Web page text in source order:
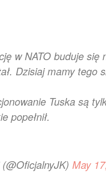
w NATO buduje się
Dzisiaj mamy tego
Tuska są
popełnił.
May